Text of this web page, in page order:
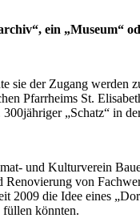
ein „Museum“
sie der Zugang werden
Pfarrheims St.
„Schatz“ in
und Kulturverein
Renovierung von
2009 die Idee eines
füllen könnten.